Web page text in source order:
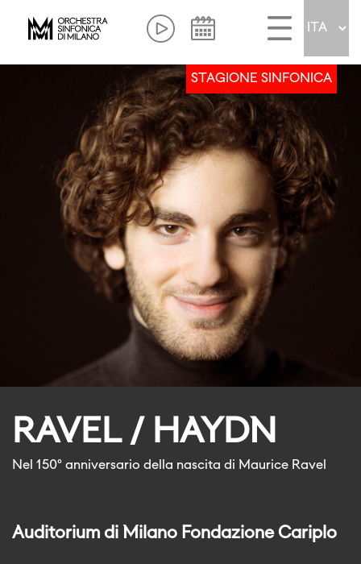
STAGIONE SINFONICA
RAVEL / HAYDN
Nel 150° anniversario della nascita di Maurice Ravel
Auditorium di Milano Fondazione Cariplo